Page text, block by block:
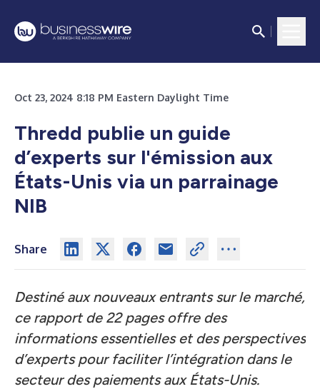
Oct 23, 2024 8:18 PM Eastern Daylight Time
Thredd publie un guide
d’experts sur l'émission aux
États-Unis via un parrainage
NIB
Share
Destiné aux nouveaux entrants sur le marché,
ce rapport de 22 pages offre des
informations essentielles et des perspectives
d’experts pour faciliter l’intégration dans le
secteur des paiements aux États-Unis.